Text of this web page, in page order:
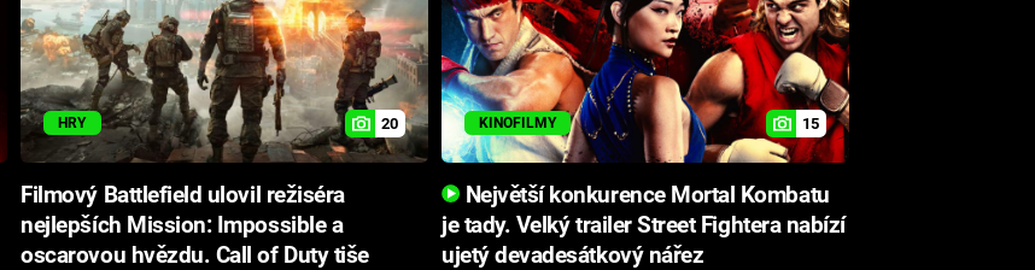
HRY 20
Filmový Battlefield ulovil režiséra
nejlepších Mission: Impossible a
oscarovou hvězdu. Call of Duty tiše
KINOFILMY 15
Největší konkurence Mortal Kombatu
je tady. Velký trailer Street Fightera nabízí
ujetý devadesátkový nářez